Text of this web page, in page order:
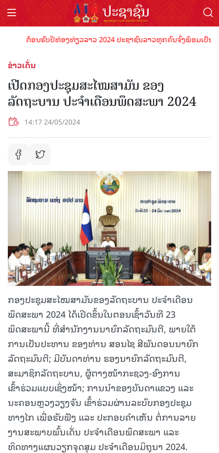
ຕ້ອນຮັບປີທ່ອງທ່ຽວລາວ 2024 ປະຊາຊົນລາວທຸກຄົນຈົ່ງພ້ອມເປັນເ
ຂ່າວເດັ່ນ
ເປີດກອງປະຊຸມສະໄໝສາມັນ ຂອງ
ລັດຖະບານ ປະຈຳເດືອນພຶດສະພາ 2024
14:17 24/05/2024
ກອງປະຊຸມສະໄໝສາມັນຂອງລັດຖະບານ ປະຈຳເດືອນ
ພຶດສະພາ 2024 ໄດ້ເປີດຂຶ້ນໃນຕອນເຊົ້າວັນທີ 23
ພຶດສະພານີ້ ທີ່ສໍານັກງານນາຍົກລັດຖະມົນຕີ, ພາຍໃຕ້
ການເປັນປະທານ ຂອງທ່ານ ສອນໄຊ ສີພັນດອນນາຍົກ
ລັດຖະມົນຕີ; ມີບັນດາທ່ານ ຮອງນາຍົກລັດຖະມົນຕີ,
ສະມາຊິກລັດຖະບານ, ຜູ້ຕາງໜ້າກະຊວງ-ອົງການ
ເຂົ້າຮ່ວມແບບເຊິ່ງໜ້າ; ການນໍາຂອງບັນດາແຂວງ ແລະ
ນະຄອນຫຼວງວຽງຈັນ ເຂົ້າຮ່ວມຜ່ານລະບົບກອງປະຊຸມ
ທາງໄກ ເພື່ອຮັບຟັງ ແລະ ປະກອບຄຳເຫັນ ຕໍ່ການລາຍ
ງານສະພາບພົ້ນເດັ່ນ ປະຈຳເດືອນພຶດສະພາ ແລະ
ທິດທາງແຜນວຽກຈຸດສຸມ ປະຈຳເດືອນມິຖຸນາ 2024.